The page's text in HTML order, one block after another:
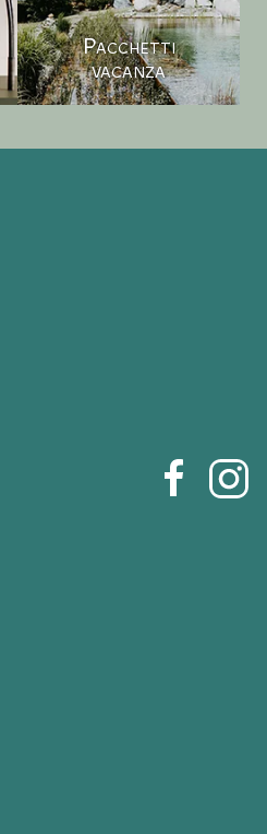
Pacchetti
vacanza